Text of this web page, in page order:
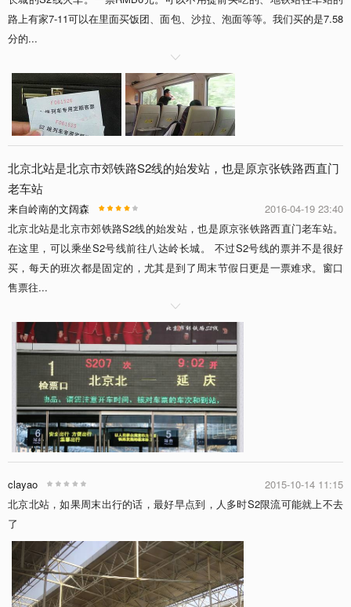
路上有家7-11可以在里面买饭团、面包、沙拉、泡面等等。我们买的是7.58
分的...

北京北站是北京市郊铁路S2线的始发站，也是原京张铁路西直门
老车站
2016-04-19 23:40
来自岭南的文阔森
北京北站是北京市郊铁路S2线的始发站，也是原京张铁路西直门老车站。
在这里，可以乘坐S2号线前往八达岭长城。 不过S2号线的票并不是很好
买，每天的班次都是固定的，尤其是到了周末节假日更是一票难求。窗口
售票往...

2015-10-14 11:15
clayao
北京北站，如果周末出行的话，最好早点到，人多时S2限流可能就上不去
了